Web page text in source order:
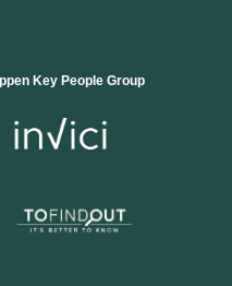
Key People Group